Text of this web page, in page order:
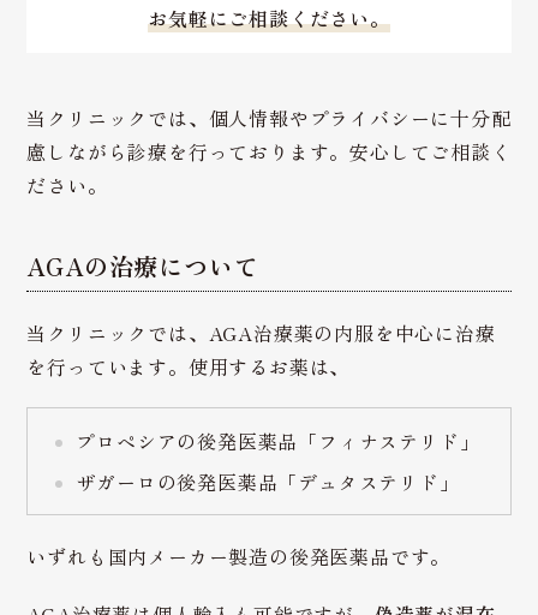
お気軽にご相談ください。
当クリニックでは、個人情報やプライバシーに十分配
慮しながら診療を行っております。安心してご相談く
ださい。
AGAの治療について
当クリニックでは、AGA治療薬の内服を中心に治療
を行っています。使用するお薬は、
プロペシアの後発医薬品「フィナステリド」
ザガーロの後発医薬品「デュタステリド」
いずれも国内メーカー製造の後発医薬品です。